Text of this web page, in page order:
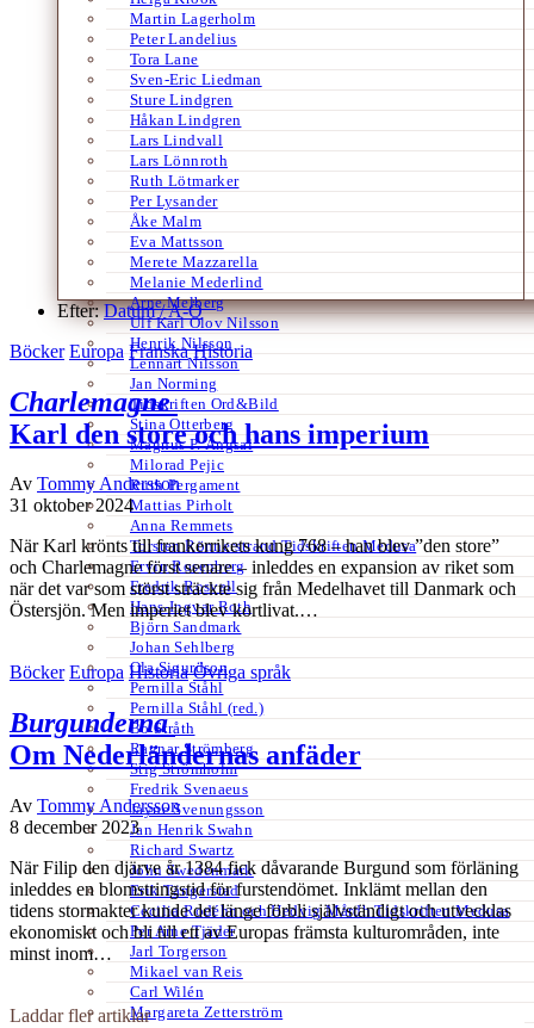
Martin Lagerholm
Peter Landelius
Tora Lane
Sven-Eric Liedman
Sture Lindgren
Håkan Lindgren
Lars Lindvall
Lars Lönnroth
Ruth Lötmarker
Per Lysander
Åke Malm
Eva Mattsson
Merete Mazzarella
Melanie Mederlind
Arne Melberg
Ulf Karl Olov Nilsson
Henrik Nilsson
Lennart Nilsson
Jan Norming
Tidskriften Ord&Bild
Stina Otterberg
Magnus P. Ängsal
Milorad Pejic
Ruth Pergament
Mattias Pirholt
Anna Remmets
Torsten Rönnerstrand Tidskriften Medusa
Ervin Rosenberg
Fredrik Rosvall
Hans-Ingvar Roth
Björn Sandmark
Johan Sehlberg
Ola Sigurdson
Pernilla Ståhl
Pernilla Ståhl (red.)
Bo Stråth
Ragnar Strömberg
Stig Strömholm
Fredrik Svenaeus
Jayne Svenungsson
Jan Henrik Swahn
Richard Swartz
John Swedenmark
Erik Tängerstad
Cecilia Rodéhn och Hedvig Mårdh Tidskriften Medusa
Per Arne Tjäder
Jarl Torgerson
Mikael van Reis
Carl Wilén
Margareta Zetterström
Efter:Datum /A-Ö
Böcker Europa Franska Historia
Charlemagne
Karl den store och hans imperium
Av Tommy Andersson
31 oktober 2024
När Karl krönts till frankerrikets kung 768 – han blev ”den store”
och Charlemagne först senare – inleddes en expansion av riket som
när det var som störst sträckte sig från Medelhavet till Danmark och
Östersjön. Men imperiet blev kortlivat.…
Böcker Europa Historia Övriga språk
Burgunderna
Om Nederländernas anfäder
Av Tommy Andersson
8 december 2023
När Filip den djärve år 1384 fick dåvarande Burgund som förläning
inleddes en blomstringstid för furstendömet. Inklämt mellan den
tidens stormakter kunde det länge förbli självständigt och utvecklas
ekonomiskt och bli till ett av Europas främsta kulturområden, inte
minst inom…
Laddar fler artiklar